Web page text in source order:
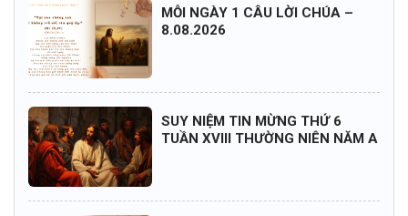
MỖI NGÀY 1 CÂU LỜI CHÚA –
8.08.2026
SUY NIỆM TIN MỪNG THỨ 6
TUẦN XVIII THƯỜNG NIÊN NĂM A